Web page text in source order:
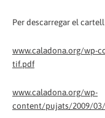
Per descarregar el
www.caladona.org/wp-
tif.pdf
www.caladona.org/wp-
content/pujats/2009/